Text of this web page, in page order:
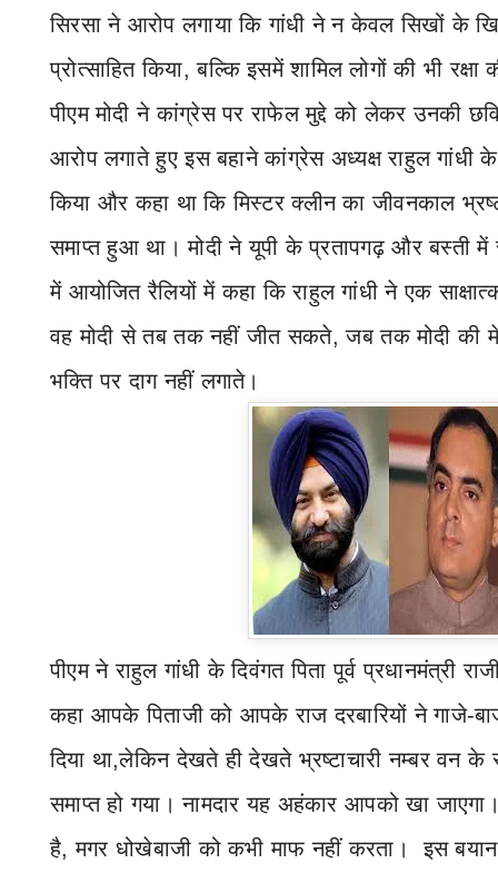
सिरसा ने आरोप लगाया कि गांधी ने न केवल सिखों के
प्रोत्साहित किया,बल्कि इसमें शामिल लोगों की भी
पीएम मोदी ने कांग्रेस पर राफेल मुद्दे को लेकर उनकी
आरोप लगाते हुए इस बहाने कांग्रेस अध्यक्ष राहुल गांधी के
किया और कहा था कि मिस्टर क्लीन का जीवनकाल
समाप्त हुआ था। मोदी ने यूपी के प्रतापगढ़ और बस्ती में
में आयोजित रैलियों में कहा कि राहुल गांधी ने एक
वह मोदी से तब तक नहीं जीत सकते,जब तक मोदी की
भक्ति पर दाग नहीं लगाते।
पीएम ने राहुल गांधी के दिवंगत पिता पूर्व प्रधानमंत्री
कहा आपके पिताजी को आपके राज दरबारियों ने गाजे-
दिया था,लेकिन देखते ही देखते भ्रष्टाचारी नम्बर वन
समाप्त हो गया। नामदार यह अहंकार आपको खा
है,मगर धोखेबाजी को कभी माफ नहीं करता।
इस